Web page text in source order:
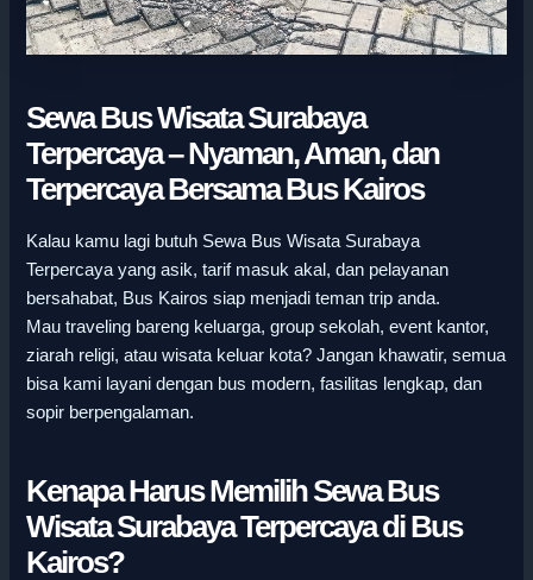
Sewa Bus Wisata Surabaya
Terpercaya – Nyaman, Aman, dan
Terpercaya Bersama Bus Kairos
Kalau kamu lagi butuh Sewa Bus Wisata Surabaya
Terpercaya yang asik, tarif masuk akal, dan pelayanan
bersahabat, Bus Kairos siap menjadi teman trip anda.
Mau traveling bareng keluarga, group sekolah, event kantor,
ziarah religi, atau wisata keluar kota? Jangan khawatir, semua
bisa kami layani dengan bus modern, fasilitas lengkap, dan
sopir berpengalaman.
Kenapa Harus Memilih Sewa Bus
Wisata Surabaya Terpercaya di Bus
Kairos?